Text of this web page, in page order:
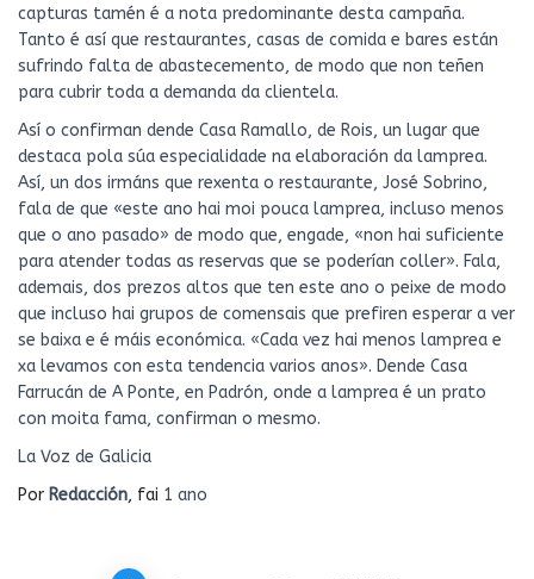
capturas tamén é a nota predominante desta campaña.
Tanto é así que restaurantes, casas de comida e bares están
sufrindo falta de abastecemento, de modo que non teñen
para cubrir toda a demanda da clientela.
Así o confirman dende Casa Ramallo, de Rois, un lugar que
destaca pola súa especialidade na elaboración da lamprea.
Así, un dos irmáns que rexenta o restaurante, José Sobrino,
fala de que «este ano hai moi pouca lamprea, incluso menos
que o ano pasado» de modo que, engade, «non hai suficiente
para atender todas as reservas que se poderían coller». Fala,
ademais, dos prezos altos que ten este ano o peixe de modo
que incluso hai grupos de comensais que prefiren esperar a ver
se baixa e é máis económica. «Cada vez hai menos lamprea e
xa levamos con esta tendencia varios anos». Dende Casa
Farrucán de A Ponte, en Padrón, onde a lamprea é un prato
con moita fama, confirman o mesmo.
La Voz de Galicia
Por Redacción, fai 1 ano